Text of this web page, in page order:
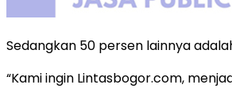
Sedangkan 50 persen lainnya
“Kami ingin Lintasbogor.com,